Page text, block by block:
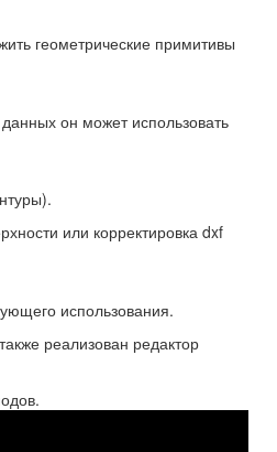
геометрические примитивы
он может использовать
или корректировка dxf
использования.
реализован редактор